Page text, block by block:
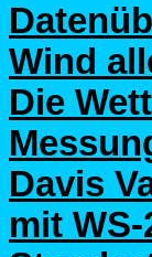
Wind
Die
Davis
mit WS-